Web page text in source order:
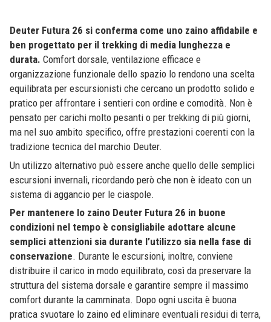
Deuter Futura 26 si conferma come uno zaino affidabile e
ben progettato per il trekking di media lunghezza e
durata. Comfort dorsale, ventilazione efficace e
organizzazione funzionale dello spazio lo rendono una scelta
equilibrata per escursionisti che cercano un prodotto solido e
pratico per affrontare i sentieri con ordine e comodità. Non è
pensato per carichi molto pesanti o per trekking di più giorni,
ma nel suo ambito specifico, offre prestazioni coerenti con la
tradizione tecnica del marchio Deuter.
Un utilizzo alternativo può essere anche quello delle semplici
escursioni invernali, ricordando però che non è ideato con un
sistema di aggancio per le ciaspole.
Per mantenere lo zaino Deuter Futura 26 in buone
condizioni nel tempo è consigliabile adottare alcune
semplici attenzioni sia durante l’utilizzo sia nella fase di
conservazione. Durante le escursioni, inoltre, conviene
distribuire il carico in modo equilibrato, così da preservare la
struttura del sistema dorsale e garantire sempre il massimo
comfort durante la camminata. Dopo ogni uscita è buona
pratica svuotare lo zaino ed eliminare eventuali residui di terra,